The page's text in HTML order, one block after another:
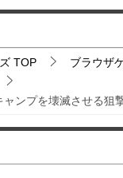
バトロワFPS対戦ゲ...
輸送機からパラシュー
FPS。
TOP
ブラウザ
ャンプを壊滅させる狙